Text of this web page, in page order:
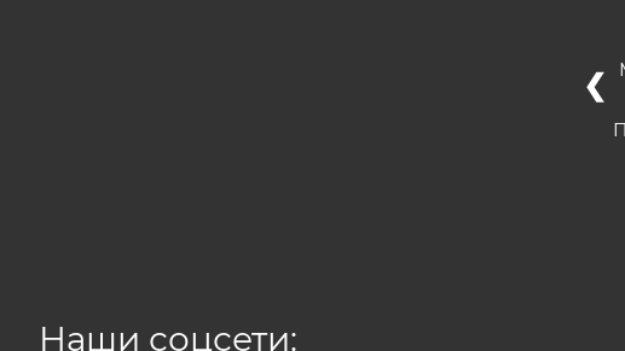
❮
Наши соцсети: